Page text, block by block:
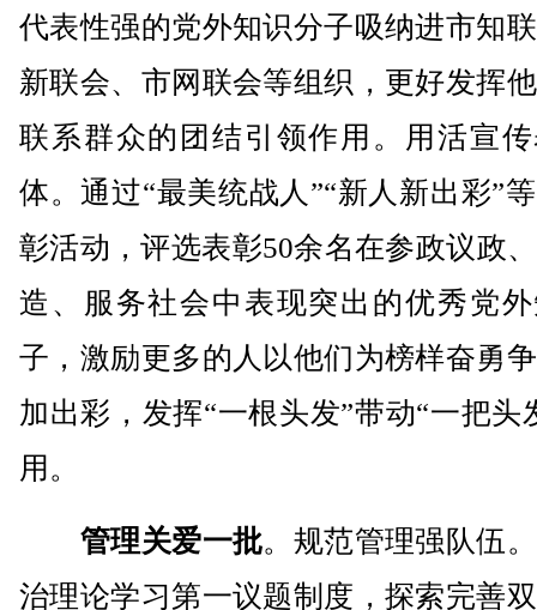
代表性强的党外知识分子吸纳进市知
新联会、市网联会等组织，更好发挥
联系群众的团结引领作用。用活宣
体。通过“最美统战人”“新人新出彩”
彰活动，评选表彰50余名在参政议政
造、服务社会中表现突出的优秀党
子，激励更多的人以他们为榜样奋勇
加出彩，发挥“一根头发”带动“一把头
用。
管理关爱一批。规范管理强队伍
治理论学习第一议题制度，探索完善